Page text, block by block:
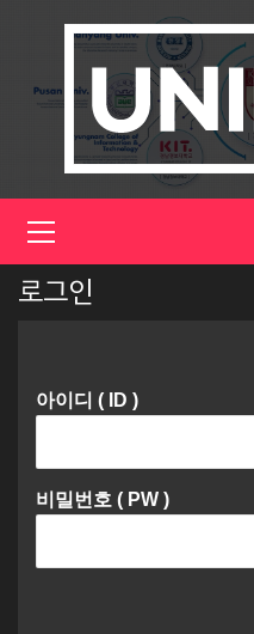
Menu
로그인
아이디 ( ID )
비밀번호 ( PW )